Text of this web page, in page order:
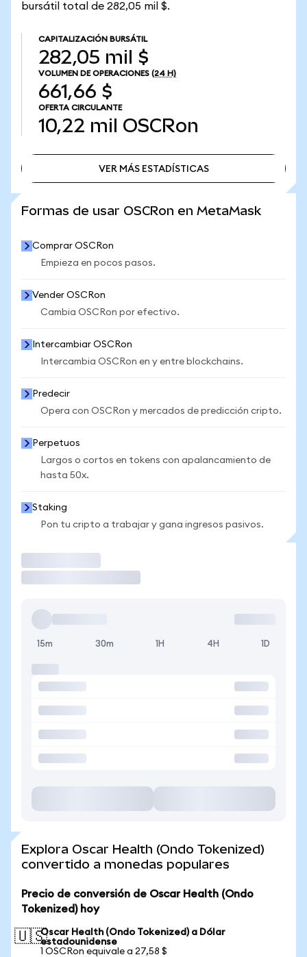
bursátil total de 282,05 mil $.
CAPITALIZACIÓN BURSÁTIL
282,05 mil $
VOLUMEN DE OPERACIONES (24 H)
661,66 $
OFERTA CIRCULANTE
10,22 mil OSCRon
VER MÁS ESTADÍSTICAS
Formas de usar OSCRon en MetaMask
Comprar OSCRon
Empieza en pocos pasos.
Vender OSCRon
Cambia OSCRon por efectivo.
Intercambiar OSCRon
Intercambia OSCRon en y entre blockchains.
Predecir
Opera con OSCRon y mercados de predicción cripto.
Perpetuos
Largos o cortos en tokens con apalancamiento de
hasta 50x.
Staking
Pon tu cripto a trabajar y gana ingresos pasivos.
15m 30m 1H 4H 1D
Explora Oscar Health (Ondo Tokenized)
convertido a monedas populares
Precio de conversión de Oscar Health (Ondo
Tokenized) hoy
🇺🇸Oscar Health (Ondo Tokenized) a Dólar
estadounidense
1 OSCRon equivale a 27,58 $